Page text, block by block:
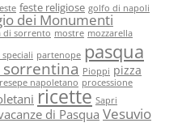
feste religiose golfo di napoli
dei Monumenti
di sorrento mostre mozzarella
partenope pasqua
Pioppi pizza
napoletano processione
ricette Sapri
di Pasqua Vesuvio